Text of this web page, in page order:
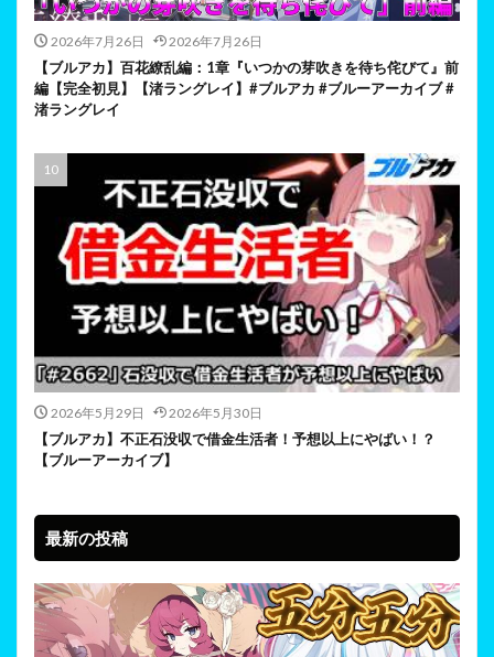
2026年7月26日 2026年7月26日
【ブルアカ】百花繚乱編：1章『いつかの芽吹きを待ち侘びて』前
編【完全初見】【渚ラングレイ】#ブルアカ #ブルーアーカイブ #
渚ラングレイ
2026年5月29日 2026年5月30日
【ブルアカ】不正石没収で借金生活者！予想以上にやばい！？
【ブルーアーカイブ】
最新の投稿